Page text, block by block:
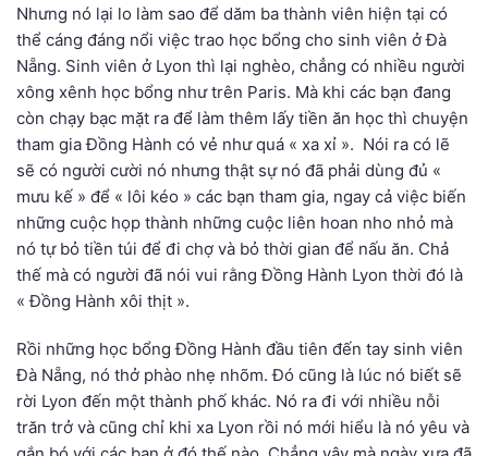
Nhưng nó lại lo làm sao để dăm ba thành viên hiện tại có
thể cáng đáng nổi việc trao học bổng cho sinh viên ở Đà
Nẵng. Sinh viên ở Lyon thì lại nghèo, chẳng có nhiều người
xông xênh học bổng như trên Paris. Mà khi các bạn đang
còn chạy bạc mặt ra để làm thêm lấy tiền ăn học thì chuyện
tham gia Đồng Hành có vẻ như quá « xa xỉ ». Nói ra có lẽ
sẽ có người cười nó nhưng thật sự nó đã phải dùng đủ «
mưu kế » để « lôi kéo » các bạn tham gia, ngay cả việc biến
những cuộc họp thành những cuộc liên hoan nho nhỏ mà
nó tự bỏ tiền túi để đi chợ và bỏ thời gian để nấu ăn. Chả
thế mà có người đã nói vui rằng Đồng Hành Lyon thời đó là
« Đồng Hành xôi thịt ».
Rồi những học bổng Đồng Hành đầu tiên đến tay sinh viên
Đà Nẵng, nó thở phào nhẹ nhõm. Đó cũng là lúc nó biết sẽ
rời Lyon đến một thành phố khác. Nó ra đi với nhiều nỗi
trăn trở và cũng chỉ khi xa Lyon rồi nó mới hiểu là nó yêu và